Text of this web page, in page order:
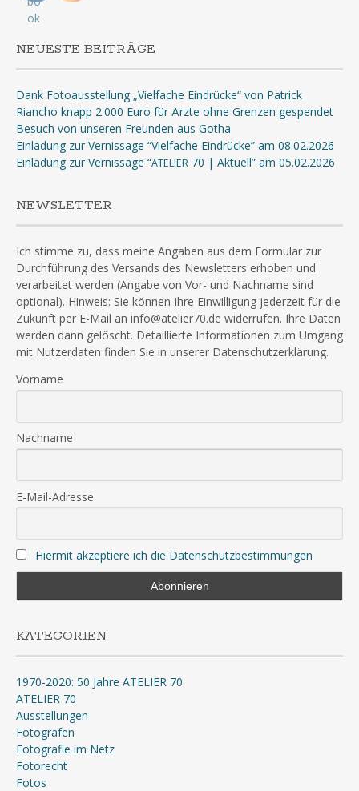
NEUESTE BEITRÄGE
Dank Fotoausstellung „Vielfache Eindrücke“ von Patrick
Riancho knapp 2.000 Euro für Ärzte ohne Grenzen gespendet
Besuch von unseren Freunden aus Gotha
Einladung zur Vernissage “Vielfache Eindrücke” am 08.02.2026
Einladung zur Vernissage “ATELIER 70 | Aktuell” am 05.02.2026
NEWSLETTER
Ich stimme zu, dass meine Angaben aus dem Formular zur
Durchführung des Versands des Newsletters erhoben und
verarbeitet werden (Angabe von Vor- und Nachname sind
optional). Hinweis: Sie können Ihre Einwilligung jederzeit für die
Zukunft per E-Mail an info@atelier70.de widerrufen. Ihre Daten
werden dann gelöscht. Detaillierte Informationen zum Umgang
mit Nutzerdaten finden Sie in unserer Datenschutzerklärung.
Vorname
Nachname
E-Mail-Adresse
Hiermit akzeptiere ich die Datenschutzbestimmungen
KATEGORIEN
1970-2020: 50 Jahre ATELIER 70
ATELIER 70
Ausstellungen
Fotografen
Fotografie im Netz
Fotorecht
Fotos